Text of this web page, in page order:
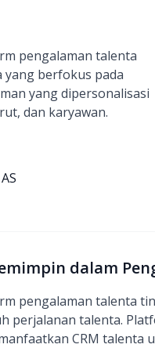
pengalaman talenta
yang berfokus pada
yang dipersonalisasi
dan karyawan.
dalam
pengalaman talenta
perjalanan talenta.
CRM talenta